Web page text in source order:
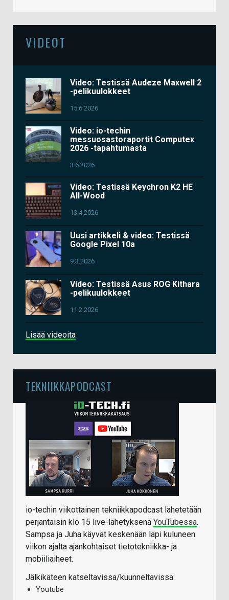
VIDEOT
Video: Testissä Audeze Maxwell 2
-pelikuulokkeet
15.6.2026
Video: io-techin
messuosastoraportit Computex
2026 -tapahtumasta
3.6.2026
Video: Testissä Keychron K2 HE
All-Wood
13.4.2026
Uusi artikkeli & video: Testissä
Google Pixel 10a
9.3.2026
Video: Testissä Asus ROG Kithara
-pelikuulokkeet
11.2.2026
Lisää videoita
TEKNIIKKAPODCAST
io-techin viikottainen tekniikkapodcast lähetetään
perjantaisin klo 15 live-lähetyksenä YouTubessa.
Sampsa ja Juha käyvät keskenään läpi kuluneen
viikon ajalta ajankohtaiset tietotekniikka- ja
mobiiliaiheet.
Jälkikäteen katseltavissa/kuunneltavissa:
Youtube